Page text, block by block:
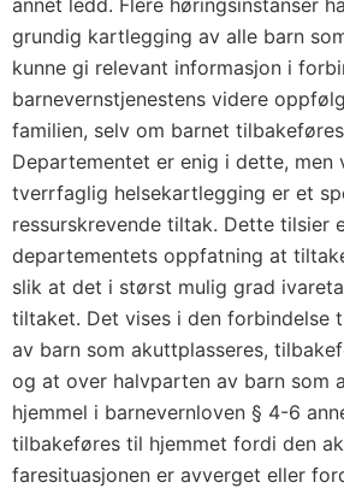
annet ledd. Flere høringsinstanser
grundig kartlegging av alle barn
kunne gi relevant informasjon i
barnevernstjenestens videre
familien, selv om barnet
Departementet er enig i dette, men
tverrfaglig helsekartlegging er et
ressurskrevende tiltak. Dette tilsier
departementets oppfatning at
slik at det i størst mulig grad
tiltaket. Det vises i den forbindelse
av barn som akuttplasseres,
og at over halvparten av barn som
hjemmel i barnevernloven § 4-6
tilbakeføres til hjemmet fordi den
faresituasjonen er avverget eller